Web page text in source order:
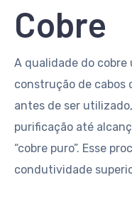
Cobre
A qualidade do cobre
construção de cabos
antes de ser
purificação até
“cobre puro”. Esse
condutividade